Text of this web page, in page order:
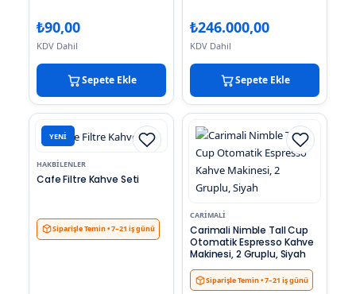
₺90,00
KDV Dahil
Sepete Ekle
₺246.000,00
KDV Dahil
Sepete Ekle
YENI
HAKBILENLER
Cafe Filtre Kahve Seti
Siparişle Temin• 7–21 iş günü
CARIMALI
Carimali Nimble Tall Cup
Otomatik Espresso Kahve
Makinesi, 2 Gruplu, Siyah
Siparişle Temin• 7–21 iş günü